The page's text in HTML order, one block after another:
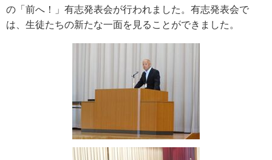
の「前へ！」有志発表会が行われました。有志発表会で
は、生徒たちの新たな一面を見ることができました。